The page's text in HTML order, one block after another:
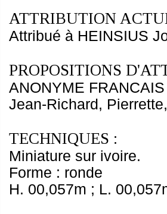
ATTRIBUTION
Attribué à HEINSIUS
PROPOSITIONS
ANONYME
Jean-Richard,
TECHNIQUES :
Miniature sur ivoire.
Forme : ronde
H. 00,057m ; L.